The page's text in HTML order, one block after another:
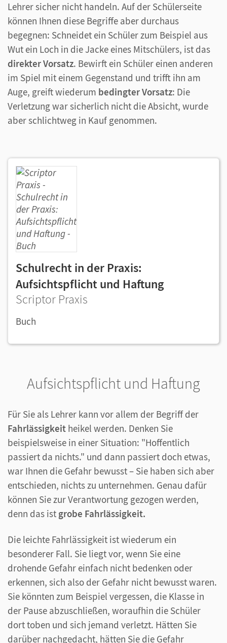
Lehrer sicher nicht handeln. Auf der Schülerseite
können Ihnen diese Begriffe aber durchaus
begegnen: Schneidet ein Schüler zum Beispiel aus
Wut ein Loch in die Jacke eines Mitschülers, ist das
direkter Vorsatz. Bewirft ein Schüler einen anderen
im Spiel mit einem Gegenstand und trifft ihn am
Auge, greift wiederum bedingter Vorsatz: Die
Verletzung war sicherlich nicht die Absicht, wurde
aber schlichtweg in Kauf genommen.
Schulrecht in der Praxis:
Aufsichtspflicht und Haftung
Scriptor Praxis
Buch
Aufsichtspflicht und Haftung
Für Sie als Lehrer kann vor allem der Begriff der
Fahrlässigkeit heikel werden. Denken Sie
beispielsweise in einer Situation: "Hoffentlich
passiert da nichts." und dann passiert doch etwas,
war Ihnen die Gefahr bewusst – Sie haben sich aber
entschieden, nichts zu unternehmen. Genau dafür
können Sie zur Verantwortung gezogen werden,
denn das ist grobe Fahrlässigkeit.
Die leichte Fahrlässigkeit ist wiederum ein
besonderer Fall. Sie liegt vor, wenn Sie eine
drohende Gefahr einfach nicht bedenken oder
erkennen, sich also der Gefahr nicht bewusst waren.
Sie könnten zum Beispiel vergessen, die Klasse in
der Pause abzuschließen, woraufhin die Schüler
dort toben und sich jemand verletzt. Hätten Sie
darüber nachgedacht, hätten Sie die Gefahr